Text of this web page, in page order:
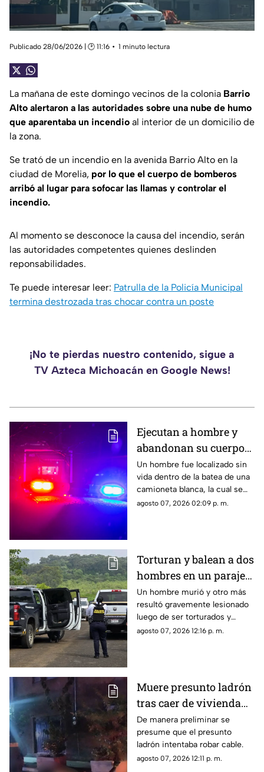
Publicado 28/06/2026 | 🕑 11:16 1 minuto lectura
La mañana de este domingo vecinos de la colonia Barrio
Alto alertaron a las autoridades sobre una nube de humo
que aparentaba un incendio al interior de un domicilio de
la zona.
Se trató de un incendio en la avenida Barrio Alto en la
ciudad de Morelia, por lo que el cuerpo de bomberos
arribó al lugar para sofocar las llamas y controlar el
incendio.
Al momento se desconoce la causa del incendio, serán
las autoridades competentes quienes deslinden
reponsabilidades.
Te puede interesar leer: Patrulla de la Policía Municipal
termina destrozada tras chocar contra un poste
¡No te pierdas nuestro contenido, sigue a
TV Azteca Michoacán en Google News!
Ejecutan a hombre y
abandonan su cuerpo
en la batea de una
camioneta en Uruapan
Un hombre fue localizado sin
vida dentro de la batea de una
camioneta blanca, la cual se
encontraba estacionada sobre
agosto 07, 2026 02:09 p. m.
Torturan y balean a dos
hombres en un paraje
de Morelia; uno muere
y otro queda herido
Un hombre murió y otro más
resultó gravemente lesionado
luego de ser torturados y
atacados a balazos por sujetos
agosto 07, 2026 12:16 p. m.
Muere presunto ladrón
tras caer de vivienda
en Morelia
De manera preliminar se
presume que el presunto
ladrón intentaba robar cable.
agosto 07, 2026 12:11 p. m.